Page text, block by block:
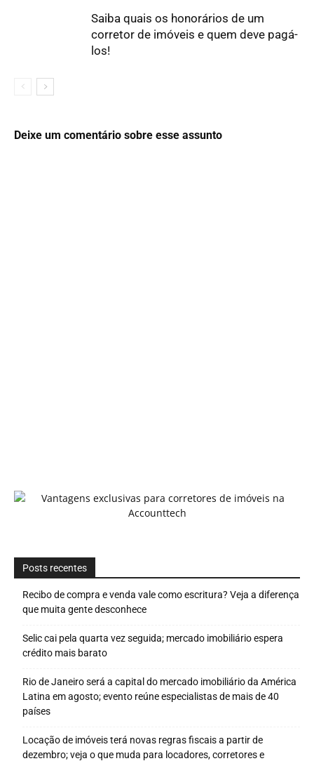
Saiba quais os honorários de um
corretor de imóveis e quem deve pagá-
los!
Deixe um comentário sobre esse assunto
Posts recentes
Recibo de compra e venda vale como escritura? Veja a diferença
que muita gente desconhece
Selic cai pela quarta vez seguida; mercado imobiliário espera
crédito mais barato
Rio de Janeiro será a capital do mercado imobiliário da América
Latina em agosto; evento reúne especialistas de mais de 40
países
Locação de imóveis terá novas regras fiscais a partir de
dezembro; veja o que muda para locadores, corretores e